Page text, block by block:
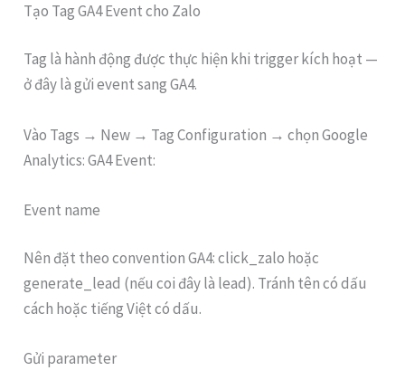
Tạo Tag GA4 Event cho Zalo
Tag là hành động được thực hiện khi trigger kích hoạt —
ở đây là gửi event sang GA4.
Vào Tags → New → Tag Configuration → chọn Google
Analytics: GA4 Event:
Event name
Nên đặt theo convention GA4: click_zalo hoặc
generate_lead (nếu coi đây là lead). Tránh tên có dấu
cách hoặc tiếng Việt có dấu.
Gửi parameter